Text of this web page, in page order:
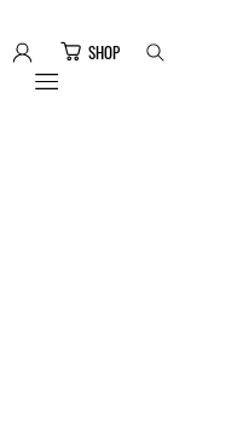
Mobile navigation
SHOP